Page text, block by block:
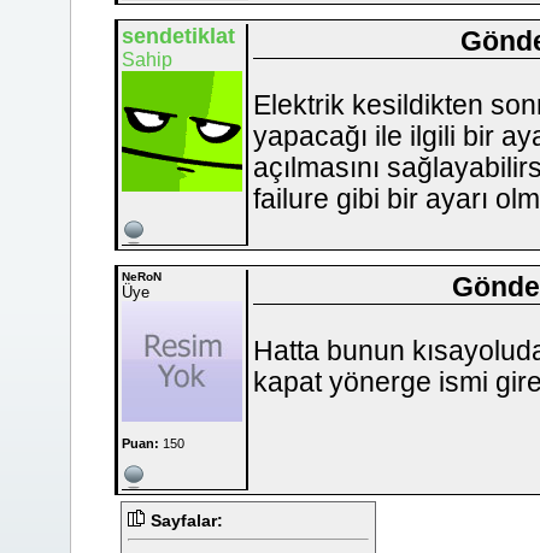
sendetiklat
Sahip
Elektrik kesildikten
yapacağı ile ilgili bir
açılmasını
failure gibi bir ayarı
NeRoN
Üye
Puan: 150
Hatta bunun
kapat yönerge ismi
Sayfalar: